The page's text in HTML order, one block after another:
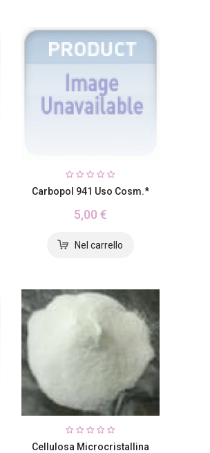
Carbopol 941 Uso Cosm.*
5,00 €
Cellulosa Microcristallina